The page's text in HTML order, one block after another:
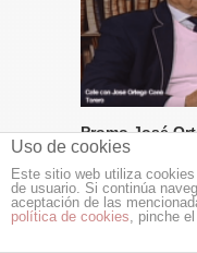
Promo José
Uso de cookies
Este sitio web utiliza
de usuario. Si continúa
aceptación de las
política de cookies, pinche